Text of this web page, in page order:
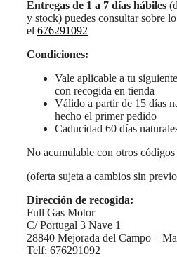
Entregas de 1 a 7 días hábiles
y stock) puedes consultar sobre
el 676291092
Condiciones:
Vale aplicable a tu
con recogida en tienda
Válido a partir de 15 días
hecho el primer pedido
Caducidad 60 días
No acumulable con otros
(oferta sujeta a cambios sin
Dirección de recogida:
Full Gas Motor
C/ Portugal 3 Nave 1
28840 Mejorada del Campo –
Telf: 676291092